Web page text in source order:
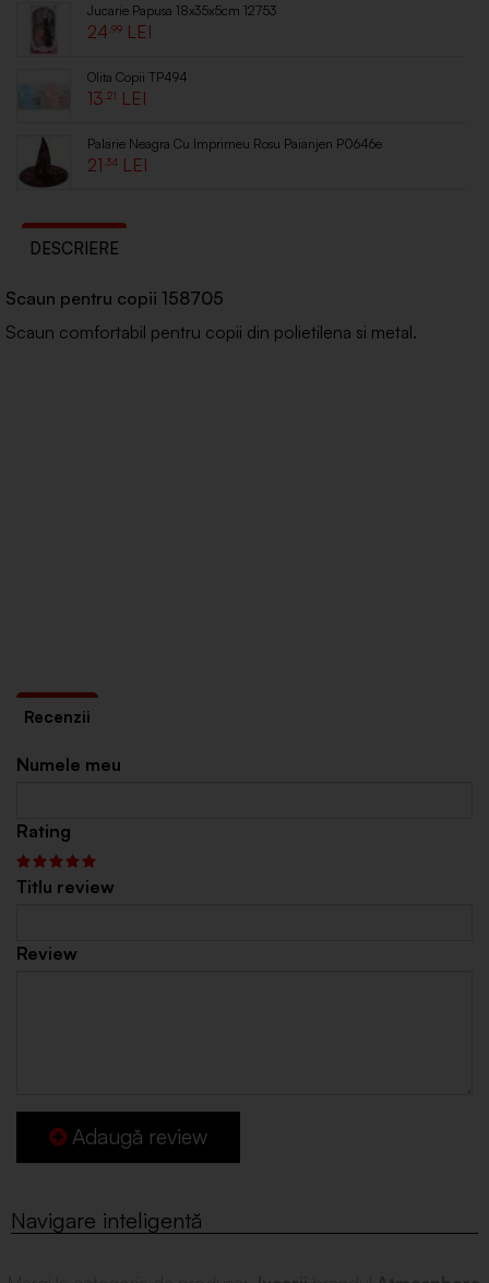
Jucarie Papusa 18x35x5cm 12753
24 .99
Olita Copii TP494
13 .21
Palarie Neagra Cu Imprimeu Rosu Paianjen P0646e
21 .34
DESCRIERE
Scaun pentru copii 158705
Scaun comfortabil pentru copii din polietilena si metal.
Numele meu
Rating
Titlu review
Review
Adaugă review